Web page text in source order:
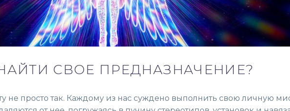
СВОЕ ПРЕДНАЗНАЧЕНИЕ?
не просто так. Каждому из нас суждено выполнить свою личную